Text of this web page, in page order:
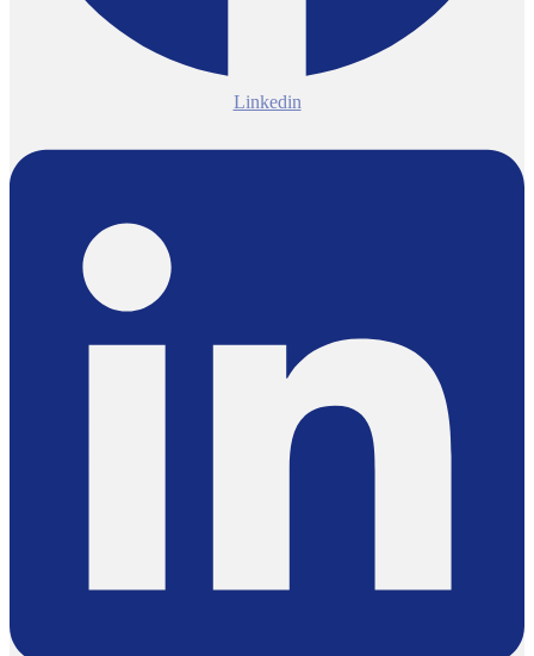
Linkedin